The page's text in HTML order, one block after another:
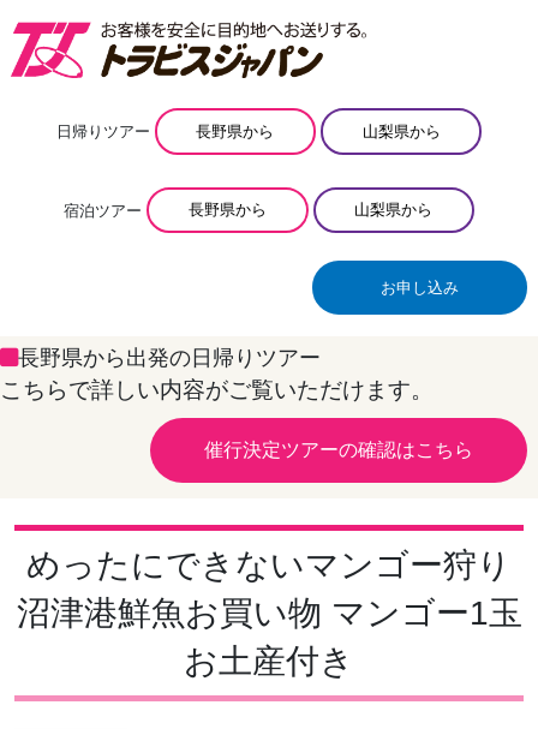
日帰りツアー 長野県から 山梨県から
宿泊ツアー 長野県から 山梨県から
お申し込み
長野県から出発の日帰りツアー
こちらで詳しい内容がご覧いただけます。
催行決定ツアーの確認はこちら
めったにできないマンゴー狩り
沼津港鮮魚お買い物 マンゴー1玉
お土産付き